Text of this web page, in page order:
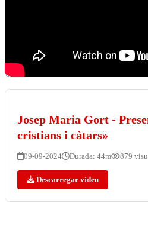
Josep Maria Gort -
cristians i càtars»
09-09-2024 Durada: 44m 879
Descarregar videu